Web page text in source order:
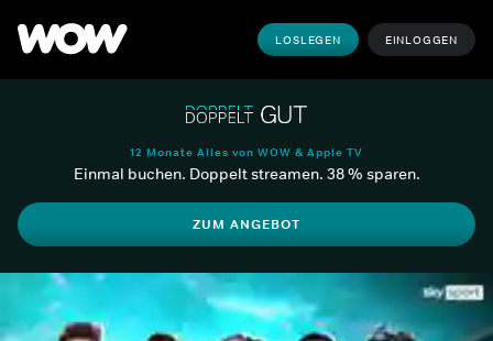
LOSLEGEN EINLOGGEN
12 Monate Alles von WOW & Apple TV
Einmal buchen. Doppelt streamen. 38 % sparen.
ZUM ANGEBOT